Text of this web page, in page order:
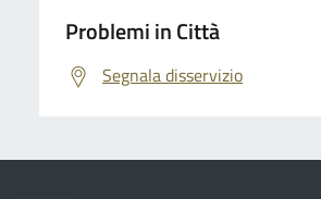
Problemi in Città
Segnala disservizio